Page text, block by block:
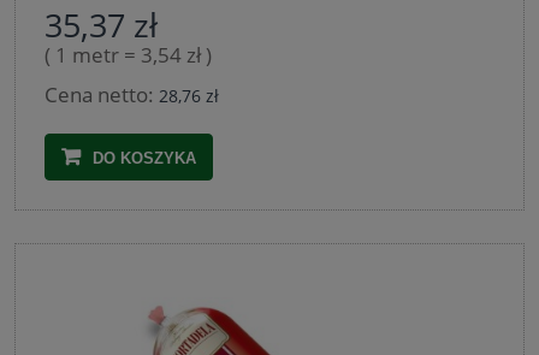
35,37 zł
( 1 metr = 3,54 zł )
Cena netto: 28,76 zł
DO KOSZYKA